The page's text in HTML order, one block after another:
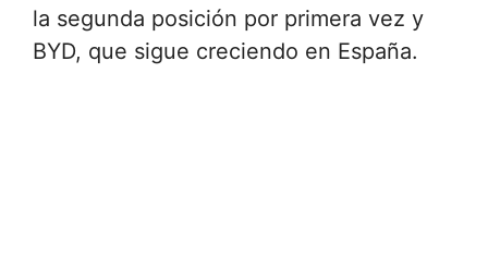
la segunda posición por primera vez y
BYD, que sigue creciendo en España.